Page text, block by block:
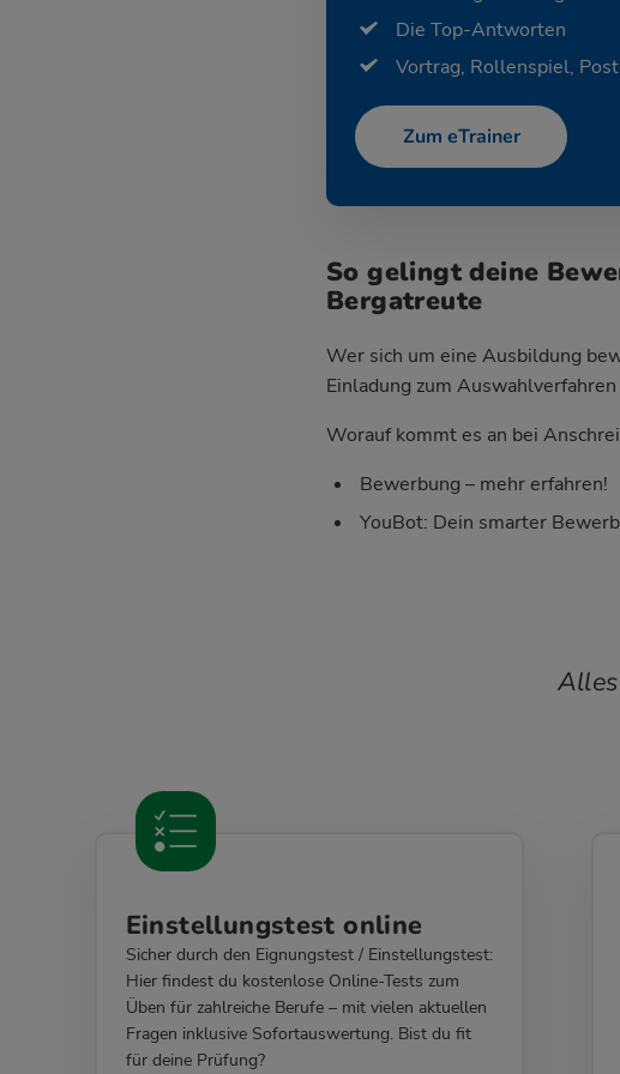
Die Top-Antworten
Vortrag, Rollenspiel,
Zum eTrainer
So gelingt deine
Bergatreute
Wer sich um eine Ausbildung
Einladung zum
Worauf kommt es an bei
Bewerbung – mehr erfahren!
YouBot: Dein smarter
Einstellungstest online
Sicher durch den Eignungstest / Einstellungstest:
Hier findest du kostenlose Online-Tests zum
Üben für zahlreiche Berufe – mit vielen aktuellen
Fragen inklusive Sofortauswertung. Bist du fit
für deine Prüfung?